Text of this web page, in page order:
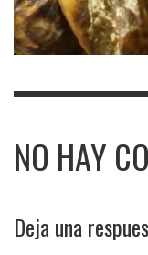
NO HAY
Deja una